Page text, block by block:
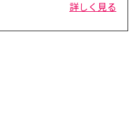
詳しく見る